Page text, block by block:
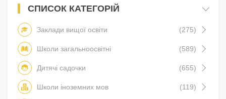
СПИСОК КАТЕГОРІЙ
Заклади вищої освіти (275)
Школи загальноосвітні (589)
Дитячі садочки (655)
Школи іноземних мов (119)